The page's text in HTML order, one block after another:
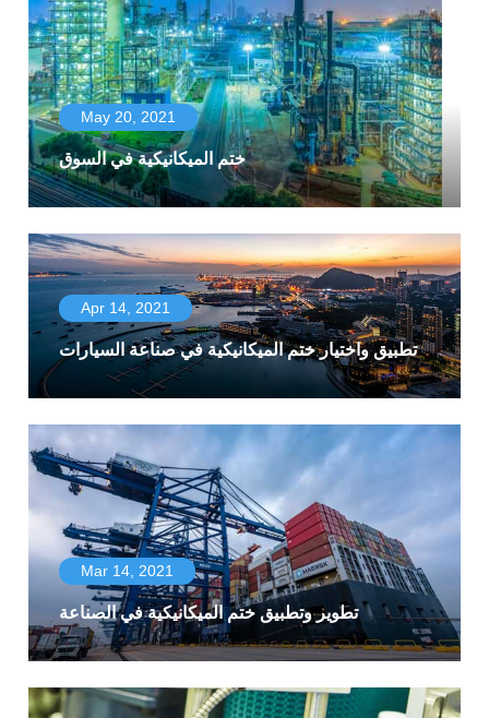
May 20, 2021
ختم الميكانيكية في السوق
Apr 14, 2021
تطبيق واختيار ختم الميكانيكية في صناعة السيارات
Mar 14, 2021
تطوير وتطبيق ختم الميكانيكية في الصناعة